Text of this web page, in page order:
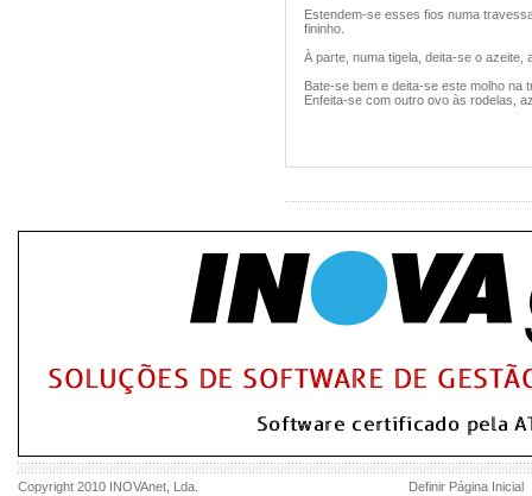
Estendem-se esses fios numa
fininho.
À parte, numa tigela, deita-se o azeite,
Bate-se bem e deita-se este molho na
Enfeita-se com outro ovo às rodelas,
Copyright 2010 INOVAnet , Lda. Definir Página Inicial